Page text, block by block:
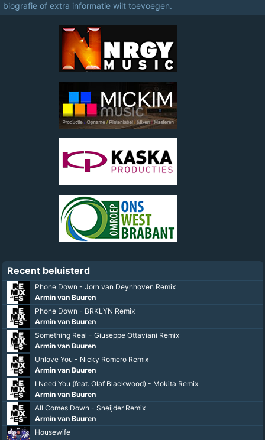
biografie of extra informatie wilt toevoegen.
Recent beluisterd
Phone Down - Jorn van Deynhoven Remix
Armin van Buuren
Phone Down - BRKLYN Remix
Armin van Buuren
Something Real - Giuseppe Ottaviani Remix
Armin van Buuren
Unlove You - Nicky Romero Remix
Armin van Buuren
I Need You (feat. Olaf Blackwood) - Mokita Remix
Armin van Buuren
All Comes Down - Sneijder Remix
Armin van Buuren
Housewife